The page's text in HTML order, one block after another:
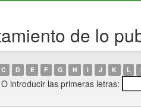
de lo
C D E F G H I J K L
O introducir las primeras letras: